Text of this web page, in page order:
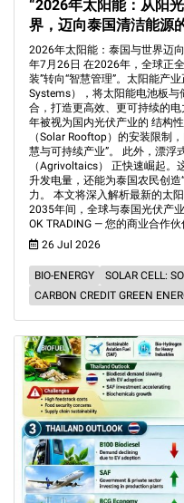
“2026年太阳能：从阳
界，迈向泰国清洁能源
2026年太阳能：泰国与世界迈
年7月26日 在2026年，全球正
装”转向“智慧管理”。太阳能产
Systems），将太阳能电池板与
合，打造更高效、更可持续的
年被视为国内光伏产业的 结构
（Solar Rooftop）的安装限制
慧与可持续产业”。 此外，漂
（Agrivoltaics） 正快速崛起
升发电量，还能为泰国农民创
力。 本文将深入解析最新的太
2035年间，全球与泰国光伏产
OK TRADING — 您的商业合作伙
26 Jul 2026
BIO-ENERGY SOLAR CELL:
CARBON CREDIT GREEN